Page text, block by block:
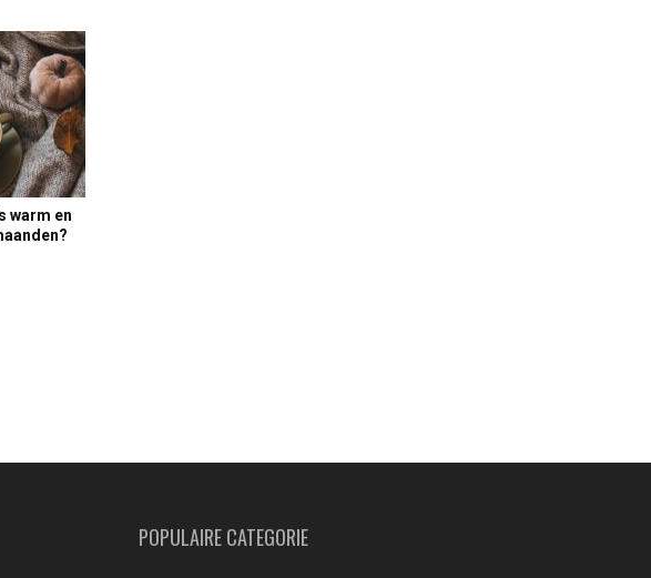
warm en
POPULAIRE CATEGORIE